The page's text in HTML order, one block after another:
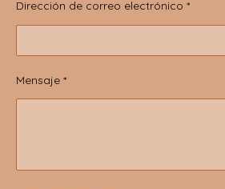
Dirección de correo electrónico *
Mensaje *